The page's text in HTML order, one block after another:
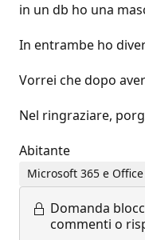
in un db ho una
In entrambe ho
Vorrei che dopo
Nel ringraziare,
Abitante
Microsoft 365 e
Domanda
commenti o